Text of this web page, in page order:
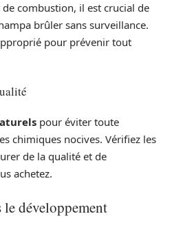
combustion, il est crucial de
brûler sans surveillance.
pour prévenir tout
pour éviter toute
chimiques nocives. Vérifiez les
de la qualité et de
achetez.
le développement